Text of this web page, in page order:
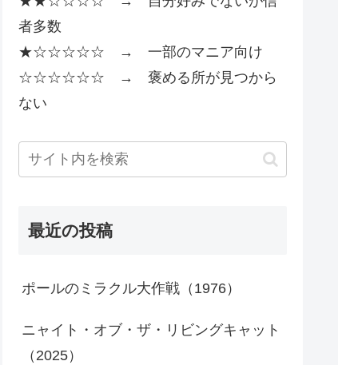
者多数
★☆☆☆☆☆ → 一部のマニア向け
☆☆☆☆☆☆ → 褒める所が見つから
ない
最近の投稿
ポールのミラクル大作戦（1976）
ニャイト・オブ・ザ・リビングキャット
（2025）